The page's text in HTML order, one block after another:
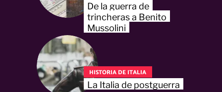
De la guerra de
trincheras a Benito
Mussolini
HISTORIA DE ITALIA
La Italia de postguerra